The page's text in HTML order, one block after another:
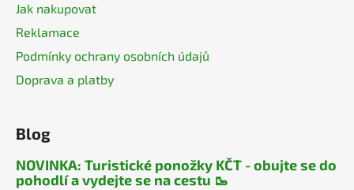
Jak nakupovat
Reklamace
Podmínky ochrany osobních údajů
Doprava a platby
Blog
NOVINKA: Turistické ponožky KČT - obujte se do
pohodlí a vydejte se na cestu 🥾